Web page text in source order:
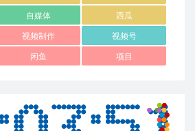
自媒体 西瓜
视频制作 视频号
闲鱼 项目